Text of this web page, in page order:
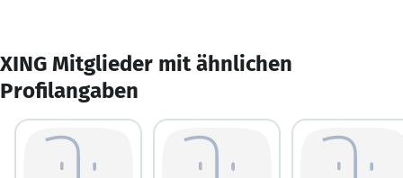
XING Mitglieder mit ähnlichen
Profilangaben